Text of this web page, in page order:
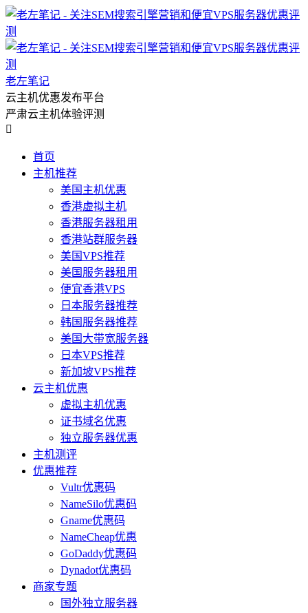
老左笔记
云主机优惠发布平台
严肃云主机体验评测

首页
主机推荐
美国主机优惠
香港虚拟主机
香港服务器租用
香港站群服务器
美国VPS推荐
美国服务器租用
便宜香港VPS
日本服务器推荐
韩国服务器推荐
美国大带宽服务器
日本VPS推荐
新加坡VPS推荐
云主机优惠
虚拟主机优惠
证书域名优惠
独立服务器优惠
主机测评
优惠推荐
Vultr优惠码
NameSilo优惠码
Gname优惠码
NameCheap优惠
GoDaddy优惠码
Dynadot优惠码
商家专题
国外独立服务器